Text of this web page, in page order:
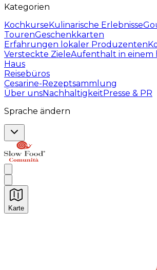
Kategorien
KochkurseKulinarische Erlebnisse
TourenGeschenkkarten
Erfahrungen lokaler Produzenten
Versteckte ZieleAufenthalt in einem
Haus
Reisebüros
Cesarine-Rezeptsammlung
Über unsNachhaltigkeitPresse & PR
Sprache ändern
Karte
Unvergessliche kulinarische